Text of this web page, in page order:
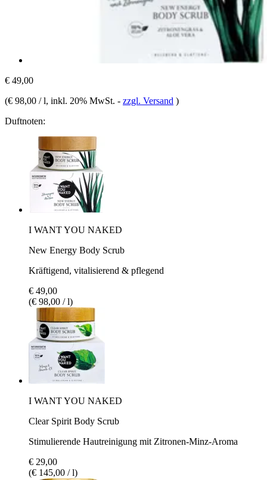
€ 49,00
(€ 98,00 / l, inkl. 20% MwSt. - zzgl. Versand )
Duftnoten:
I WANT YOU NAKED
New Energy Body Scrub
Kräftigend, vitalisierend & pflegend
€ 49,00
(€ 98,00 / l)
I WANT YOU NAKED
Clear Spirit Body Scrub
Stimulierende Hautreinigung mit Zitronen-Minz-Aroma
€ 29,00
(€ 145,00 / l)